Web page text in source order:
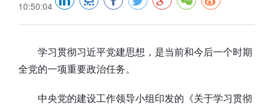
10:50:04
学习贯彻习近平党建思想，是当前和今后一个时期
全党的一项重要政治任务。
中央党的建设工作领导小组印发的《关于学习贯彻